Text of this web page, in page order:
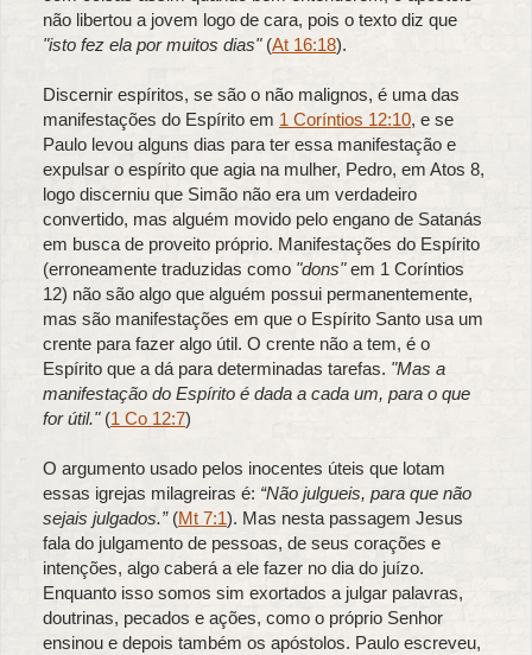
não libertou a jovem logo de cara, pois o texto diz que
"isto fez ela por muitos dias" (At 16:18).
Discernir espíritos, se são o não malignos, é uma das
manifestações do Espírito em 1 Coríntios 12:10, e se
Paulo levou alguns dias para ter essa manifestação e
expulsar o espírito que agia na mulher, Pedro, em Atos 8,
logo discerniu que Simão não era um verdadeiro
convertido, mas alguém movido pelo engano de Satanás
em busca de proveito próprio. Manifestações do Espírito
(erroneamente traduzidas como "dons"em 1 Coríntios
12) não são algo que alguém possui permanentemente,
mas são manifestações em que o Espírito Santo usa um
crente para fazer algo útil. O crente não a tem, é o
Espírito que a dá para determinadas tarefas. "Mas a
manifestação do Espírito é dada a cada um, para o que
for útil."(1 Co 12:7)
O argumento usado pelos inocentes úteis que lotam
essas igrejas milagreiras é: “Não julgueis, para que não
sejais julgados.”(Mt 7:1). Mas nesta passagem Jesus
fala do julgamento de pessoas, de seus corações e
intenções, algo caberá a ele fazer no dia do juízo.
Enquanto isso somos sim exortados a julgar palavras,
doutrinas, pecados e ações, como o próprio Senhor
ensinou e depois também os apóstolos. Paulo escreveu,